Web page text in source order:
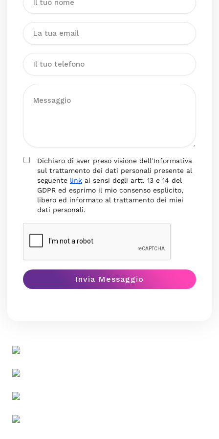
Dichiaro di aver preso visione dell’Informativa
sul trattamento dei dati personali presente al
seguente link ai sensi degli artt. 13 e 14 del
GDPR ed esprimo il mio consenso esplicito,
libero ed informato al trattamento dei miei
dati personali.